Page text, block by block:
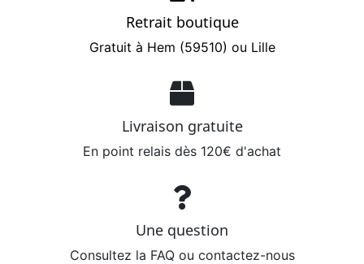
Retrait boutique
Gratuit à Hem (59510) ou Lille
Livraison gratuite
En point relais dès 120€ d'achat
Une question
Consultez la FAQ ou contactez-nous